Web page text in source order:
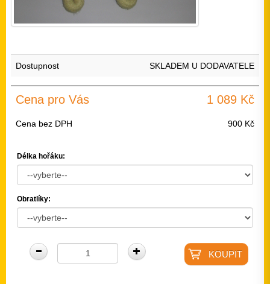
Dostupnost SKLADEM U DODAVATELE
Cena pro Vás 1 089 Kč
Cena bez DPH 900 Kč
Délka hořáku:
Obratlíky: